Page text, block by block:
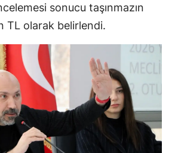
sonucu taşınmazın
TL olarak belirlendi.